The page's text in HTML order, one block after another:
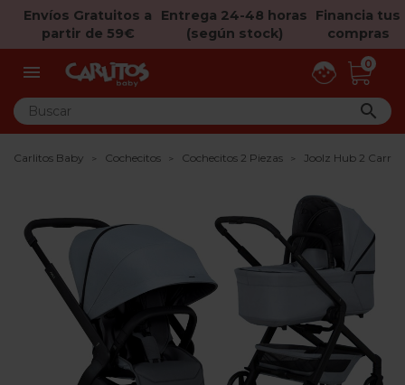
Envíos Gratuitos a
partir de 59€
Entrega 24-48 horas
(según stock)
Financia tus
compras
 0

Carlitos Baby Cochecitos Cochecitos 2 Piezas Joolz Hub 2